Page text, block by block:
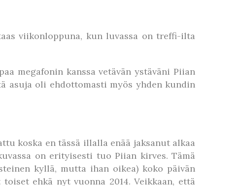
viikonloppuna, kun luvassa on treffi-ilta
megafonin kanssa vetävän ystäväni Piian
asuja oli ehdottomasti myös yhden kundin
koska en tässä illalla enää jaksanut alkaa
on erityisesti tuo Piian kirves. Tämä
kyllä, mutta ihan oikea) koko päivän
ehkä nyt vuonna 2014. Veikkaan, että